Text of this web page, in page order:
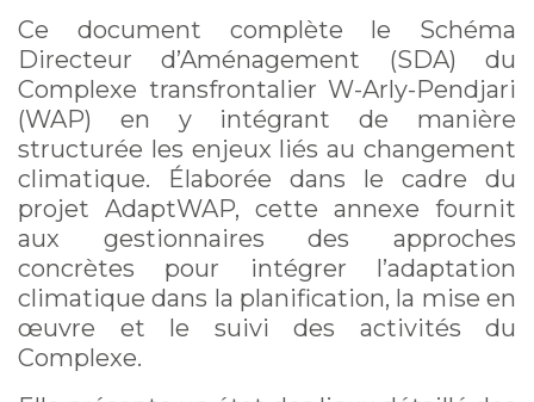
Ce document complète le Schéma
Directeur d’Aménagement (SDA) du
Complexe transfrontalier W-Arly-Pendjari
(WAP) en y intégrant de manière
structurée les enjeux liés au changement
climatique. Élaborée dans le cadre du
projet AdaptWAP, cette annexe fournit
aux gestionnaires des approches
concrètes pour intégrer l’adaptation
climatique dans la planification, la mise en
œuvre et le suivi des activités du
Complexe.